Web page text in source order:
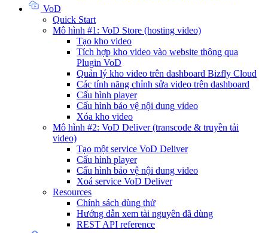
VoD
Quick Start
Mô hình #1: VoD Store (hosting video)
Tạo kho video
Tích hợp kho video vào website thông qua
Plugin VoD
Quản lý kho video trên dashboard Bizfly Cloud
Các tính năng chỉnh sửa video trên dashboard
Cấu hình player
Cấu hình bảo vệ nội dung video
Xóa kho video
Mô hình #2: VoD Deliver (transcode & truyền tải
video)
Tạo một service VoD Deliver
Cấu hình player
Cấu hình bảo vệ nội dung video
Xoá service VoD Deliver
Resources
Chính sách dùng thử
Hướng dẫn xem tài nguyên đã dùng
REST API reference